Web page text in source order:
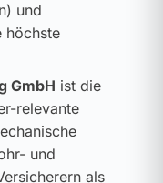
und
höchste
GmbH ist die
relevante
und
als